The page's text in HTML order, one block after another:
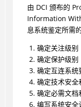
由 DCI 颁布的
Information
息系统鉴定所需
确定关注级别
确定保护级别
确定互连系统
确定技术安全
确定必需文档
编写系统安全